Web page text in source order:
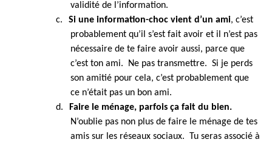
validité de l’information.
c.
Si une information-choc vient d’un ami, c’est
probablement qu’il s’est fait avoir et il n’est pas
nécessaire de te faire avoir aussi, parce que
c’est ton ami. Ne pas transmettre. Si je perds
son amitié pour cela, c’est probablement que
ce n’était pas un bon ami.
d.
Faire le ménage, parfois ça fait du bien.
N’oublie pas non plus de faire le ménage de tes
amis sur les réseaux sociaux. Tu seras associé à